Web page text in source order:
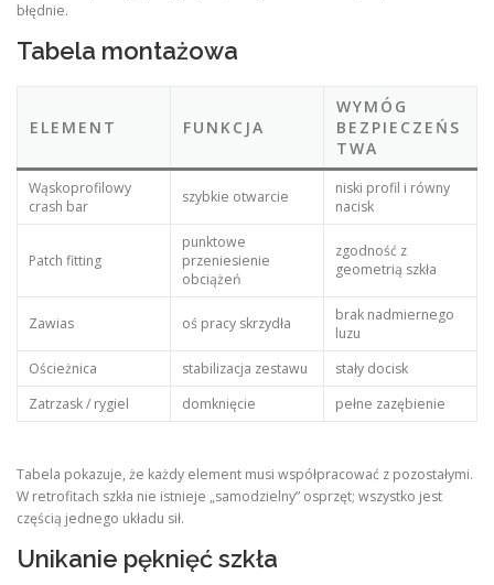
błędnie.
Tabela montażowa
ELEMENT FUNKCJA
WYMÓG
BEZPIECZEŃS
TWA
Wąskoprofilowy
crash bar
szybkie otwarcie
niski profil i równy
nacisk
Patch fitting
punktowe
przeniesienie
obciążeń
zgodność z
geometrią szkła
Zawias oś pracy skrzydła
brak nadmiernego
luzu
Ościeżnica
stabilizacja zestawu
stały docisk
Zatrzask / rygiel
domknięcie pełne zazębienie
Tabela pokazuje, że każdy element musi współpracować z pozostałymi.
W retrofitach szkła nie istnieje „samodzielny” osprzęt; wszystko jest
częścią jednego układu sił.
Unikanie pęknięć szkła